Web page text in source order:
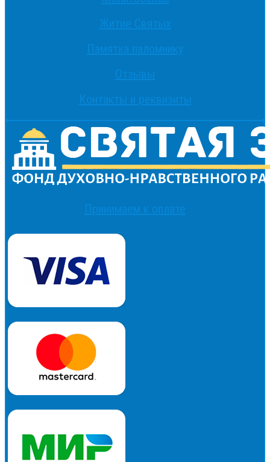
Житие Святых
Памятка паломнику
Отзывы
Контакты и реквизиты
Принимаем к оплате